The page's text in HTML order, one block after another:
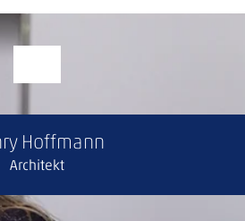
Hoffmann
Architekt